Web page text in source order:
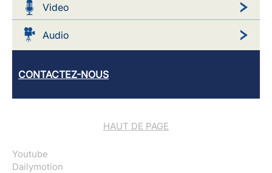
Video
Audio
CONTACTEZ-NOUS
HAUT DE PAGE
Youtube
Dailymotion